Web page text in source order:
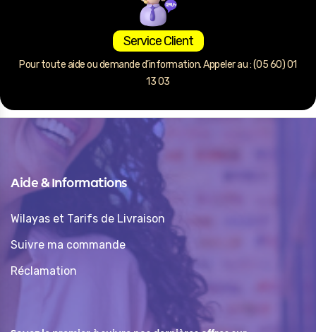
Service Client
Pour toute aide ou demande d’information. Appeler au : (05 60) 01
13 03
Aide & Informations
Wilayas et Tarifs de Livraison
Suivre ma commande
Réclamation